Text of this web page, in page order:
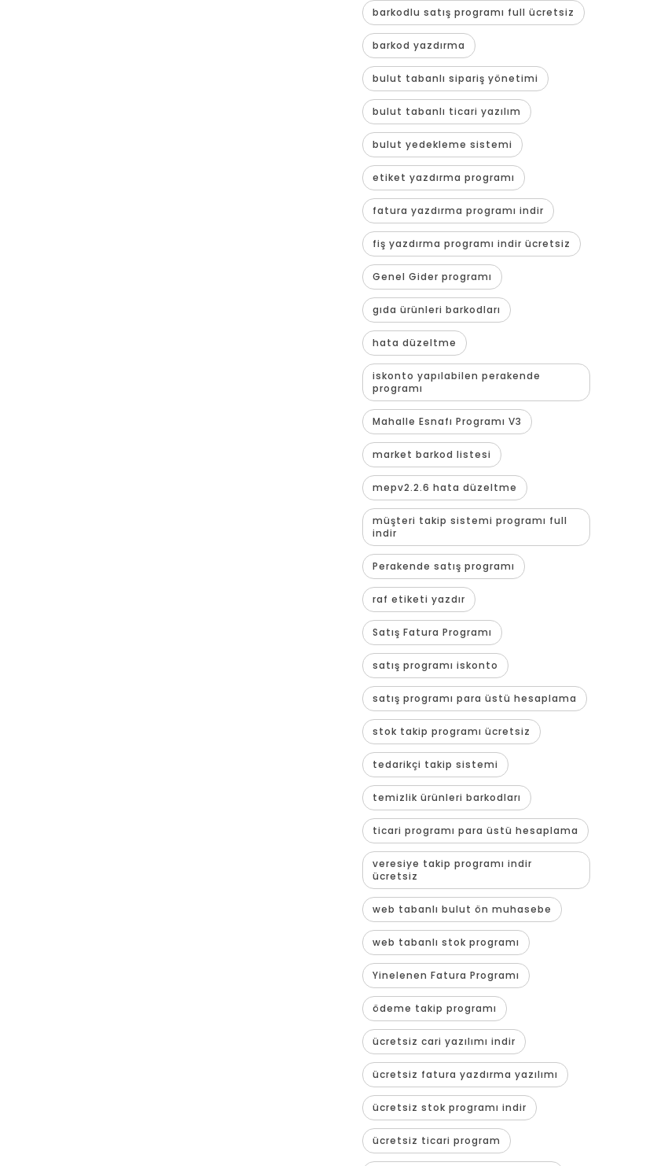
barkodlu satış programı full ücretsiz
barkod yazdırma
bulut tabanlı sipariş yönetimi
bulut tabanlı ticari yazılım
bulut yedekleme sistemi
etiket yazdırma programı
fatura yazdırma programı indir
fiş yazdırma programı indir ücretsiz
Genel Gider programı
gıda ürünleri barkodları
hata düzeltme
iskonto yapılabilen perakende
programı
Mahalle Esnafı Programı V3
market barkod listesi
mepv2.2.6 hata düzeltme
müşteri takip sistemi programı full
indir
Perakende satış programı
raf etiketi yazdır
Satış Fatura Programı
satış programı iskonto
satış programı para üstü hesaplama
stok takip programı ücretsiz
tedarikçi takip sistemi
temizlik ürünleri barkodları
ticari programı para üstü hesaplama
veresiye takip programı indir
ücretsiz
web tabanlı bulut ön muhasebe
web tabanlı stok programı
Yinelenen Fatura Programı
ödeme takip programı
ücretsiz cari yazılımı indir
ücretsiz fatura yazdırma yazılımı
ücretsiz stok programı indir
ücretsiz ticari program